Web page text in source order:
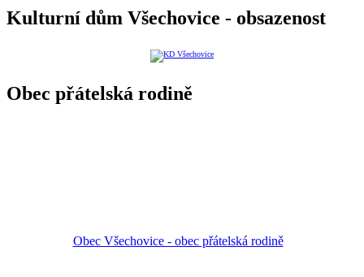
Kulturní dům Všechovice - obsazenost
Obec přátelská rodině
Obec Všechovice - obec přátelská rodině